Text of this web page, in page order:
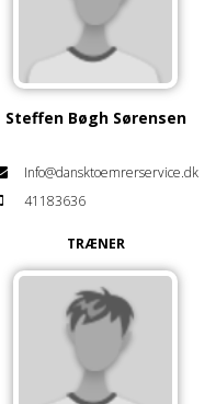
Steffen Bøgh Sørensen
Info@dansktoemrerservice.dk
41183636
TRÆNER